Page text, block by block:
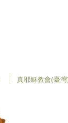
真耶穌教會(臺灣